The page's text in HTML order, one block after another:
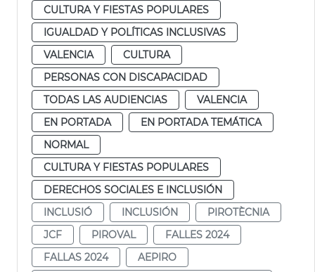
CULTURA Y FIESTAS POPULARES
IGUALDAD Y POLÍTICAS INCLUSIVAS
VALENCIA
CULTURA
PERSONAS CON DISCAPACIDAD
TODAS LAS AUDIENCIAS
VALENCIA
EN PORTADA
EN PORTADA TEMÁTICA
NORMAL
CULTURA Y FIESTAS POPULARES
DERECHOS SOCIALES E INCLUSIÓN
INCLUSIÓ
INCLUSIÓN
PIROTÈCNIA
JCF
PIROVAL
FALLES 2024
FALLAS 2024
AEPIRO